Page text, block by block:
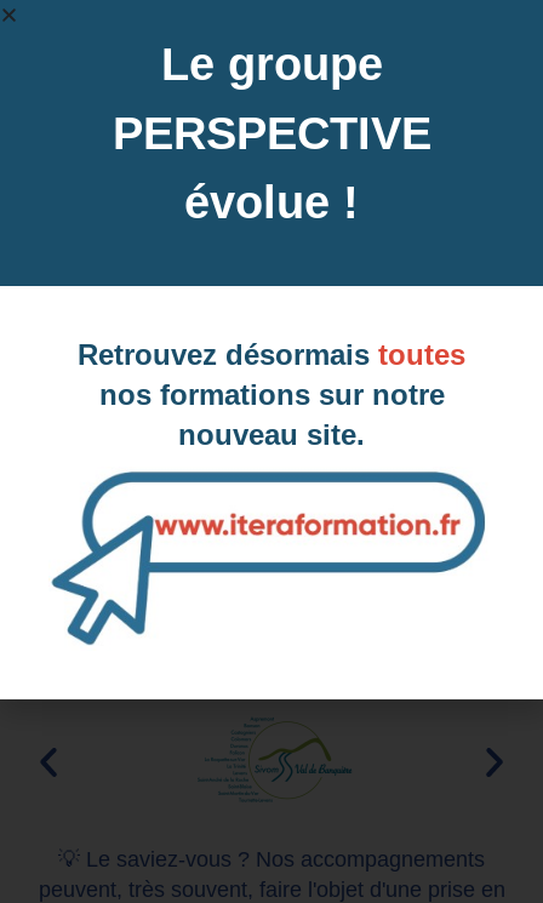
💡 Le saviez-vous ? Nos accompagnements
peuvent, très souvent, faire l'objet d'une prise en
Le groupe
PERSPECTIVE
évolue !
Retrouvez désormais toutes
nos formations sur notre
nouveau site.